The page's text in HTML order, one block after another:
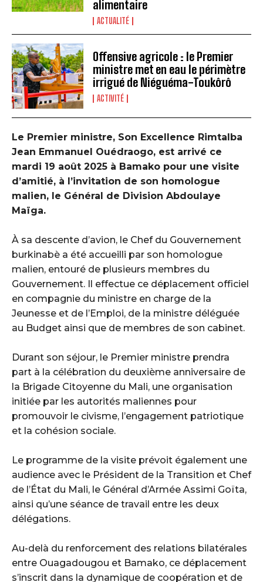
alimentaire
ACTUALITÉ
Offensive agricole : le Premier
ministre met en eau le périmètre
irrigué de Niéguéma-Toukôrô
ACTIVITÉ
‎Le Premier ministre, Son Excellence Rimtalba
Jean Emmanuel Ouédraogo, est arrivé ce
mardi 19 août 2025 à Bamako pour une visite
d’amitié, à l’invitation de son homologue
malien, le Général de Division Abdoulaye
Maïga.
‎À sa descente d’avion, le Chef du Gouvernement
burkinabè a été accueilli par son homologue
malien, entouré de plusieurs membres du
Gouvernement. Il effectue ce déplacement officiel
en compagnie du ministre en charge de la
Jeunesse et de l’Emploi, de la ministre déléguée
au Budget ainsi que de membres de son cabinet.
‎Durant son séjour, le Premier ministre prendra
part à la célébration du deuxième anniversaire de
la Brigade Citoyenne du Mali, une organisation
initiée par les autorités maliennes pour
promouvoir le civisme, l’engagement patriotique
et la cohésion sociale.
‎Le programme de la visite prévoit également une
audience avec le Président de la Transition et Chef
de l’État du Mali, le Général d’Armée Assimi Goïta,
ainsi qu’une séance de travail entre les deux
délégations.
‎Au-delà du renforcement des relations bilatérales
entre Ouagadougou et Bamako, ce déplacement
s’inscrit dans la dynamique de coopération et de